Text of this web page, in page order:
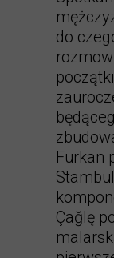
do
Furkan
Çağlę